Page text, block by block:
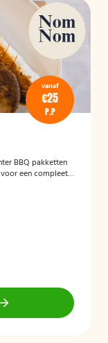
vanaf
€25
P.P
BBQ pakketten
een compleet